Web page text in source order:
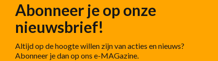
Abonneer je op onze
nieuwsbrief!
Altijd op de hoogte willen zijn van acties en nieuws?
Abonneer je dan op ons e-MAGazine.